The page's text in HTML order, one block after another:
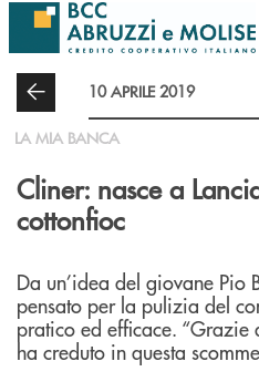
Salta al contenuto principale
10 APRILE 2019
LA MIA BANCA
Cliner: nasce a
cottonfioc
Da un’idea del giovane Pio
pensato per la pulizia del
pratico ed efficace. “Grazie
ha creduto in questa